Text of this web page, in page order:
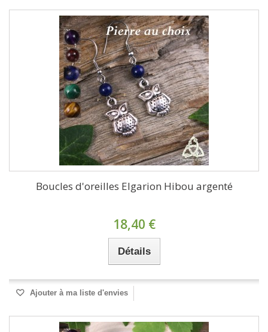
Boucles d'oreilles Elgarion Hibou argenté
18,40 €
Détails
Ajouter à ma liste d'envies